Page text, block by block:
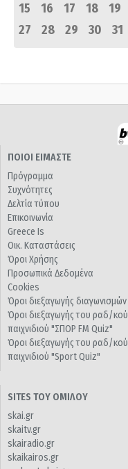
15
16 17 18 19
27
28 29 30 31
ΠΟΙΟΙ ΕΙΜΑΣΤΕ
Πρόγραμμα
Συχνότητες
Δελτία τύπου
Επικοινωνία
Greece Is
Οικ. Καταστάσεις
Όροι Χρήσης
Προσωπικά Δεδομένα
Cookies
Όροι διεξαγωγής διαγωνισμών
Όροι διεξαγωγής του ραδ/κού
παιχνιδιού "ΣΠΟΡ FM Quiz"
Όροι διεξαγωγής του ραδ/κού
παιχνιδιού "Sport Quiz"
SITES ΤΟΥ ΟΜΙΛΟΥ
skai.gr
skaitv.gr
skairadio.gr
skaikairos.gr